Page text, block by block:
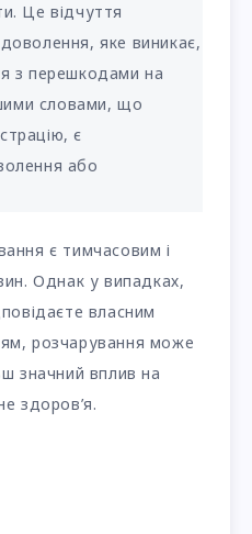
Це відчуття
яке виникає,
з перешкодами на
словами, що
є
або
є тимчасовим і
Однак у випадках,
власним
розчарування може
значний вплив на
здоров’я.